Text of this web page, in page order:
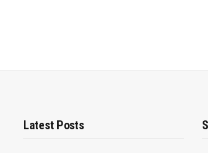
Latest Posts